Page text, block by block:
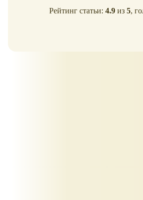
Рейтинг статьи: 4.9 из 5,